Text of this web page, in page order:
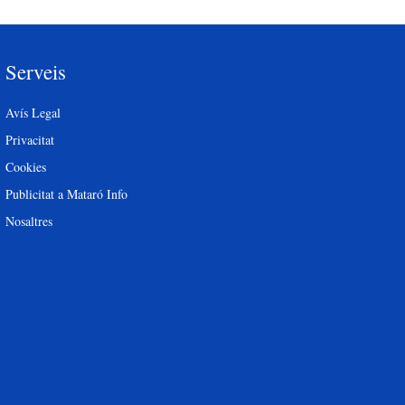
Serveis
Avís Legal
Privacitat
Cookies
Publicitat a Mataró Info
Nosaltres